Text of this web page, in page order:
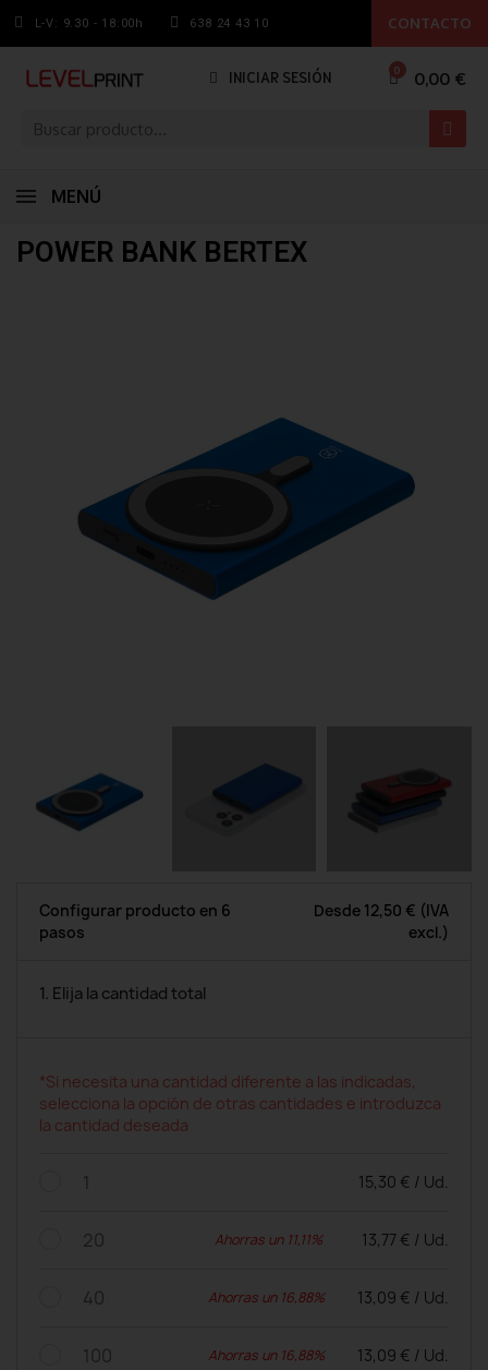
L-V: 9.30 - 18:00h 638 24 43 10 CONTACTO
INICIAR SESIÓN 0,00 €
MENÚ
POWER BANK BERTEX
Configurar producto en 6
pasos
Desde 12,50 € (IVA
excl.)
1. Elija la cantidad total
*Si necesita una cantidad diferente a las indicadas,
selecciona la opción de otras cantidades e introduzca
la cantidad deseada
1 15,30 € / Ud.
20 Ahorras un 11,11% 13,77 € / Ud.
40 Ahorras un 16,88% 13,09 € / Ud.
100 Ahorras un 16,88% 13,09 € / Ud.